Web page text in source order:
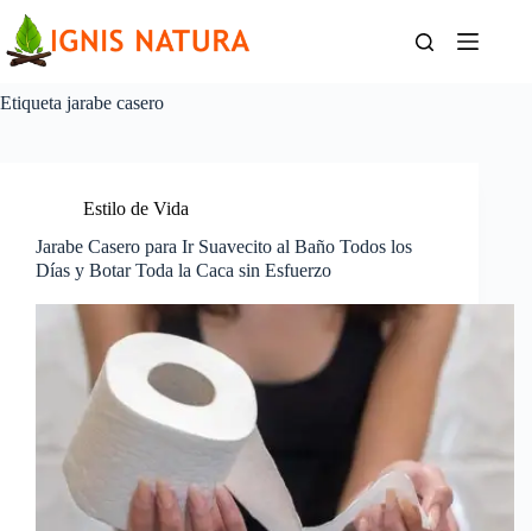
contenido
Etiqueta jarabe casero
Estilo de Vida
Jarabe Casero para Ir Suavecito al Baño Todos los
Días y Botar Toda la Caca sin Esfuerzo